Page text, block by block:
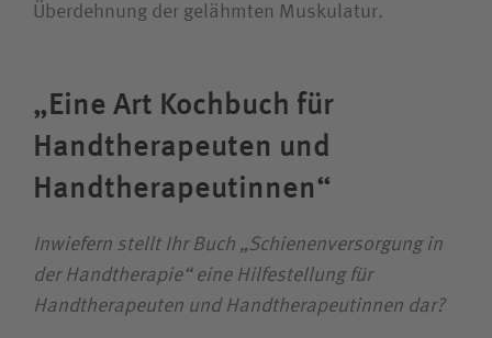
Überdehnung der gelähmten Muskulatur.
„Eine Art Kochbuch für
Handtherapeuten und
Handtherapeutinnen“
Inwiefern stellt Ihr Buch „Schienenversorgung in
der Handtherapie“ eine Hilfestellung für
Handtherapeuten und Handtherapeutinnen dar?